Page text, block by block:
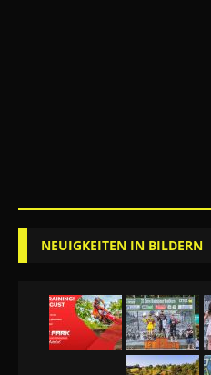
NEUIGKEITEN IN BILDERN